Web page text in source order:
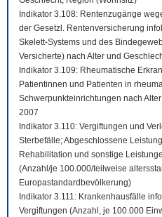
Indikator 3.108: Rentenzugänge
der Gesetzl. Rentenversicherung
Skelett-Systems und des
Versicherte) nach Alter und
Indikator 3.109: Rheumatische
Patientinnen und Patienten in
Schwerpunkteinrichtungen nach
2007
Indikator 3.110: Vergiftungen und
Sterbefälle; Abgeschlossene
Rehabilitation und sonstige
(Anzahl/je 100.000/teilweise
Europastandardbevölkerung)
Indikator 3.111: Krankenhausfälle
Vergiftungen (Anzahl, je 100.000